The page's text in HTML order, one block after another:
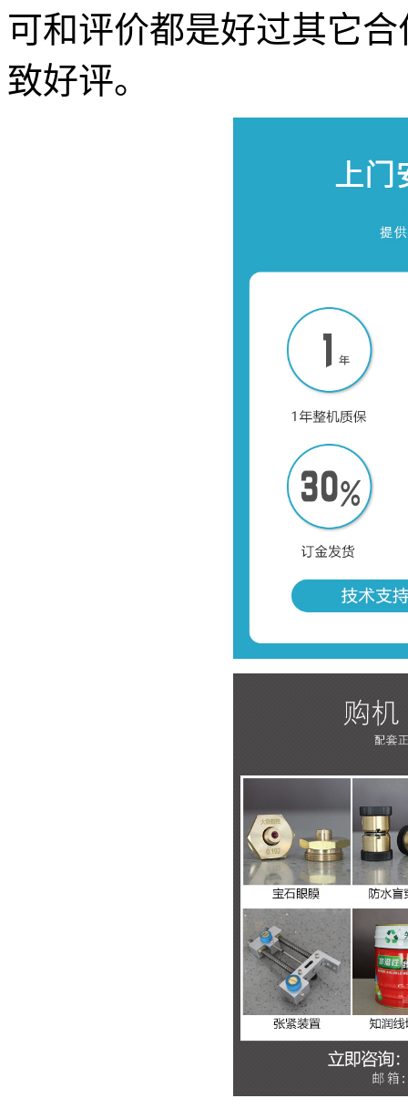
可和评价都是好过其它
致好评。